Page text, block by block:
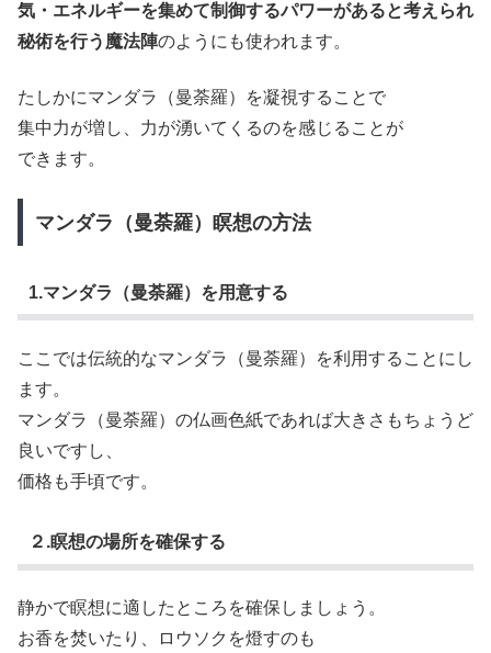
気・エネルギーを集めて制御するパワーがあると考えられ
秘術を行う魔法陣のようにも使われます。
たしかにマンダラ（曼荼羅）を凝視することで
集中力が増し、力が湧いてくるのを感じることが
できます。
マンダラ（曼荼羅）瞑想の方法
1.マンダラ（曼荼羅）を用意する
ここでは伝統的なマンダラ（曼荼羅）を利用することにし
ます。
マンダラ（曼荼羅）の仏画色紙であれば大きさもちょうど
良いですし、
価格も手頃です。
２.瞑想の場所を確保する
静かで瞑想に適したところを確保しましょう。
お香を焚いたり、ロウソクを燈すのも